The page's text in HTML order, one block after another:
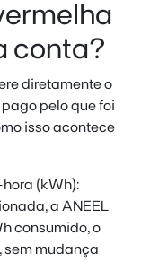
conta?
diretamente o
pelo que foi
isso acontece
(kWh):
a ANEEL
consumido, o
sem mudança